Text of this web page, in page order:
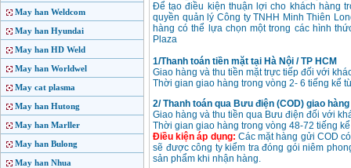
May han Weldcom
May han Hyundai
May han HD Weld
May han Worldwel
May cat plasma
May han Hutong
May han Marller
May han Bulong
May han Nhua
Để tạo điều kiện thuận lợi cho khách hàng
quyền quản lý Công ty TNHH Minh Thiên
hàng có thể lựa chọn một trong các hình
Plaza
1/Thanh toán tiền mặt tại Hà Nội / TP HCM
Giao hàng và thu tiền mặt trực tiếp đối với
Thời gian giao hàng trong vòng 2- 6 tiếng kể
2/ Thanh toán qua Bưu điện (COD) giao
Giao hàng và thu tiền qua Bưu điện đối với
Thời gian giao hàng trong vòng 48-72 tiếng
Điều kiện áp dụng: Các mặt hàng gửi COD
sẽ được công ty kiểm tra đóng gói niêm
sản phẩm khi nhận hàng.